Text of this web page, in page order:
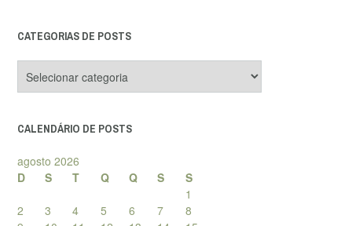
CATEGORIAS DE POSTS
de
CALENDÁRIO DE POSTS
agosto 2026
D
S T Q Q S
S
1
2
3 4 5 6 7
8